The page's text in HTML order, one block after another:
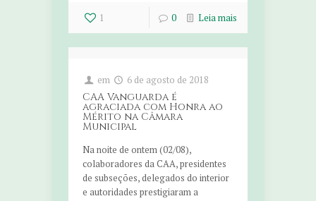
1 0 Leia mais
em 6 de agosto de 2018
CAA Vanguarda é
agraciada com Honra ao
Mérito na Câmara
Municipal
Na noite de ontem (02/08),
colaboradores da CAA, presidentes
de subseções, delegados do interior
e autoridades prestigiaram a